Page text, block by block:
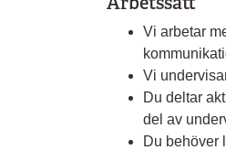
Vi arbetar
Vi
Du deltar
del av
Du behöver